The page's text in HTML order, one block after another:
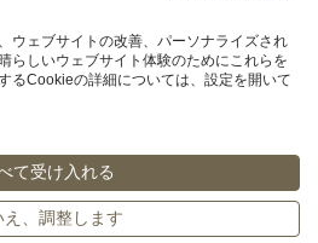
レエーデルホフ札幌
Group All rights reserved.
ウェブサイトの改善、パーソナライズされ
らしいウェブサイト体験のためにこれらを
るCookieの詳細については、設定を開いて
て受け入れる
え、調整します